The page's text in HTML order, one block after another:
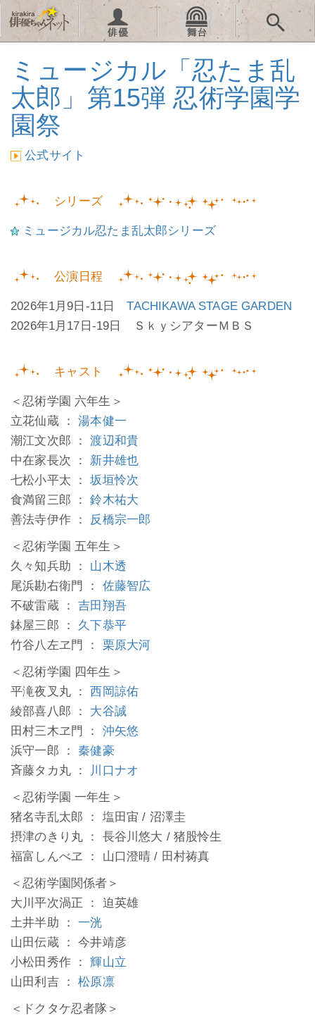
ミュージカル「忍たま乱
太郎」第15弾 忍術学園学
園祭
公式サイト
シリーズ
ミュージカル忍たま乱太郎シリーズ
公演日程
2026年1月9日-11日TACHIKAWA STAGE GARDEN
2026年1月17日-19日 ＳｋｙシアターＭＢＳ
キャスト
＜忍術学園 六年生＞
立花仙蔵 ：湯本健一
潮江文次郎 ：渡辺和貴
中在家長次 ： 新井雄也
七松小平太 ：坂垣怜次
食満留三郎 ：鈴木祐大
善法寺伊作 ： 反橋宗一郎
＜忍術学園 五年生＞
久々知兵助 ： 山木透
尾浜勘右衛門 ： 佐藤智広
不破雷蔵 ：吉田翔吾
鉢屋三郎 ： 久下恭平
竹谷八左ヱ門 ： 栗原大河
＜忍術学園 四年生＞
平滝夜叉丸 ：西岡諒佑
綾部喜八郎 ： 大谷誠
田村三木ヱ門 ： 沖矢悠
浜守一郎 ：秦健豪
斉藤タカ丸 ：
川口ナオ
＜忍術学園 一年生＞
猪名寺乱太郎 ： 塩田宙 / 沼澤圭
摂津のきり丸 ： 長谷川悠大 / 猪股怜生
福富しんべヱ ： 山口澄晴 / 田村祷真
＜忍術学園関係者＞
大川平次渦正 ： 迫英雄
土井半助 ：一洸
山田伝蔵 ： 今井靖彦
小松田秀作 ：輝山立
山田利吉 ：松原凛
＜ドクタケ忍者隊＞